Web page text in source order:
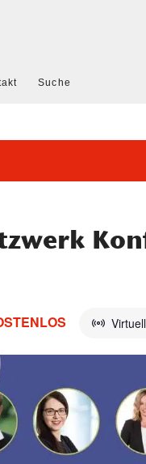
Suche